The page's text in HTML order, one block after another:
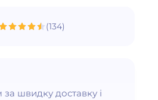
(134)
швидку доставку і